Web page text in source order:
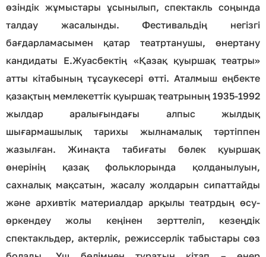
өзіндік жұмыстары ұсынылып, спектакль соңында
талдау жасалынды. Фестивальдің негізгі
бағдарламасымен қатар театртанушы, өнертану
кандидаты Е.Жуасбектің «Қазақ қуыршақ театры»
атты кітабының тұсаукесері өтті. Аталмыш еңбекте
қазақтың мемлекеттік қуыршақ театрының 1935-1992
жылдар аралығындағы алпыс жылдық
шығармашылық тарихы жылнамалық тәртіппен
жазылған. Жинақта табиғаты бөлек қуыршақ
өнерінің қазақ фольклорында қолданылуын,
сахналық мақсатын, жасалу жолдарын сипаттайды
және архивтік материалдар арқылы театрдың өсу-
өркендеу жолы кеңінен зерттеліп, кезеңдік
спектакльдер, актерлік, режиссерлік табыстары сөз